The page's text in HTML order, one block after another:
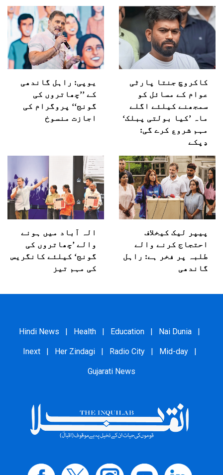
کاکروچ جنتا پارٹی
عوام کے مسائل کو
سمجھنے کیلئے اگلے
ماہ ’کیا بولتی پبلک‘
مہم شروع کرے گی:
دِپکے
یوپی: راہل گاندھی
کے ’’چھاتروں کی
گونج‘‘ پروگرام کی
اجازت منسوخ
پیپر لیک کیخلاف
احتجاج کرنے والے
طلبہ پر فخر ہے: راہل
گاندھی
الہ آباد میں ہونے
والے ’چھاتروں کی
گونج‘ کیلئے کانگریس
کی مہم تیز
Hindi News | Health | Education | Nai Dunia |
Inext | Her Zindagi | Radio City | Mid-day |
Gujarati News